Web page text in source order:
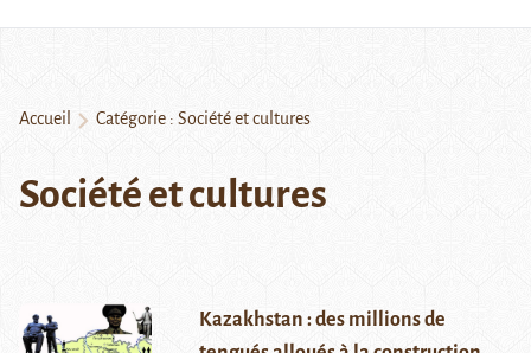
Accueil Catégorie : Société et cultures
Société et cultures
Kazakhstan : des millions de